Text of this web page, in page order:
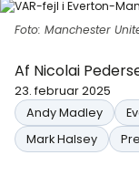
Foto: Manchester
Af Nicolai
23. februar 2025
Andy Madley
Mark Halsey